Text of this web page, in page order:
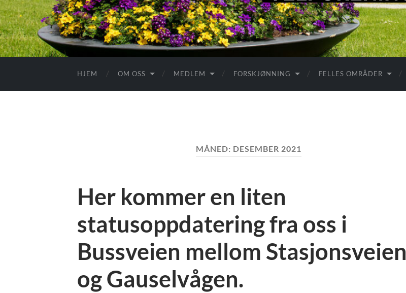
Hinna
Park,
en
levende
bydel
HJEM OM OSS MEDLEM FORSKJØNNING FELLES OMRÅDER
MÅNED: DESEMBER 2021
Her kommer en liten
statusoppdatering fra oss i
Bussveien mellom Stasjonsveien
og Gauselvågen.